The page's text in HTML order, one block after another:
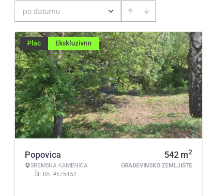
po datumu
Plac Ekskluzivno
Popovica
SREMSKA KAMENICA
ŠIFRA: #575452
542 m2
GRAĐEVINSKO ZEMLJIŠTE